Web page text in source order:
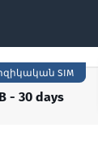
- 30 days
SIM